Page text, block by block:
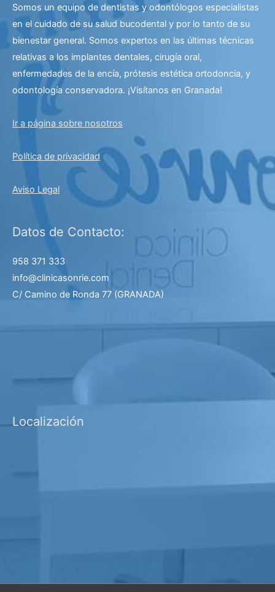
Somos un equipo de dentistas y odontólogos especialistas
en el cuidado de su salud bucodental y por lo tanto de su
bienestar general. Somos expertos en las últimas técnicas
relativas a los implantes dentales, cirugía oral,
enfermedades de la encía, prótesis estética ortodoncia, y
odontología conservadora. ¡Visítanos en Granada!
Ir a página sobre nosotros
Política de privacidad
Aviso Legal
Datos de Contacto:
958 371 333
info@clinicasonrie.com
C/ Camino de Ronda 77 (GRANADA)
Localización